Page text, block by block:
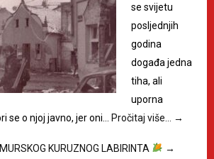
se svijetu
posljednjih
godina
događa jedna
tiha, ali
uporna
se o njoj javno, jer oni…
Pročitaj više… →
KURUZNOG LABIRINTA →